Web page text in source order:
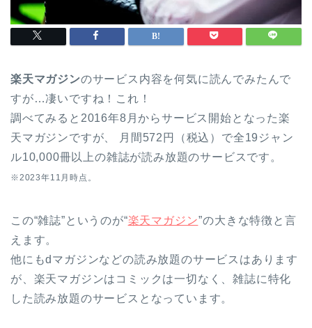
楽天マガジンのサービス内容を何気に読んでみたんで
すが…凄いですね！これ！
調べてみると2016年8月からサービス開始となった楽
天マガジンですが、 月間572円（税込）で全19ジャン
ル10,000冊以上の雑誌が読み放題のサービスです。
※2023年11月時点。
この“雑誌”というのが“楽天マガジン”の大きな特徴と言
えます。
他にもdマガジンなどの読み放題のサービスはあります
が、楽天マガジンはコミックは一切なく、雑誌に特化
した読み放題のサービスとなっています。